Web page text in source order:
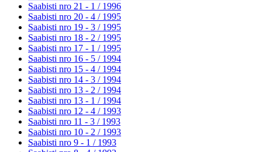
Saabisti nro 21 - 1 / 1996
Saabisti nro 20 - 4 / 1995
Saabisti nro 19 - 3 / 1995
Saabisti nro 18 - 2 / 1995
Saabisti nro 17 - 1 / 1995
Saabisti nro 16 - 5 / 1994
Saabisti nro 15 - 4 / 1994
Saabisti nro 14 - 3 / 1994
Saabisti nro 13 - 2 / 1994
Saabisti nro 13 - 1 / 1994
Saabisti nro 12 - 4 / 1993
Saabisti nro 11 - 3 / 1993
Saabisti nro 10 - 2 / 1993
Saabisti nro 9 - 1 / 1993